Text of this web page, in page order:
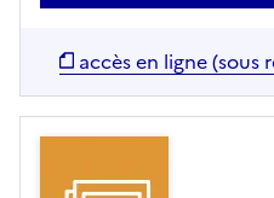
accès en ligne (sous